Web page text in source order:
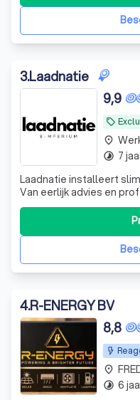
3.Laadnatie
local_offer
9,9
Laadnatie installeert
Van eerlijk advies en
configuratie en
place
timelapse 7
4.R-ENERGY BV
8,8
place
timelapse 6